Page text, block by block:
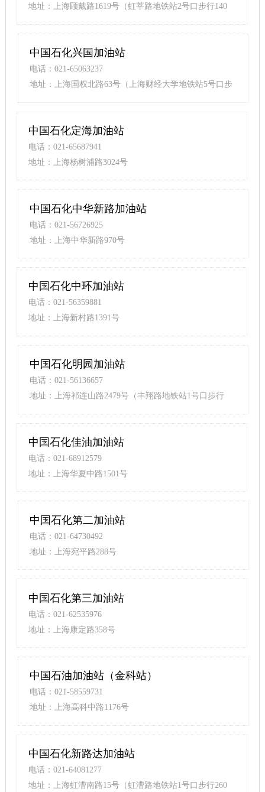
地址：上海顾戴路1619号（虹莘路地铁站2号口步行140
中国石化兴国加油站
电话：021-65063237
地址：上海国权北路63号（上海财经大学地铁站5号口步
中国石化定海加油站
电话：021-65687941
地址：上海杨树浦路3024号
中国石化中华新路加油站
电话：021-56726925
地址：上海中华新路970号
中国石化中环加油站
电话：021-56359881
地址：上海新村路1391号
中国石化明园加油站
电话：021-56136657
地址：上海祁连山路2479号（丰翔路地铁站1号口步行
中国石化佳油加油站
电话：021-68912579
地址：上海华夏中路1501号
中国石化第二加油站
电话：021-64730492
地址：上海宛平路288号
中国石化第三加油站
电话：021-62535976
地址：上海康定路358号
中国石油加油站（金科站）
电话：021-58559731
地址：上海高科中路1176号
中国石化新路达加油站
电话：021-64081277
地址：上海虹漕南路15号（虹漕路地铁站1号口步行260